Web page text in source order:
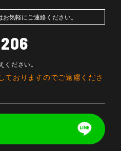
気軽にご連絡ください。
ください。
ておりますのでご遠慮くださ